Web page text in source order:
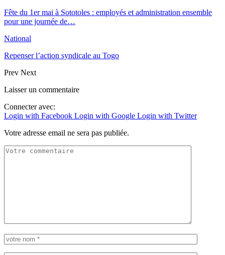
Fête du 1er mai à Sototoles : employés et administration ensemble
pour une journée de…
National
Repenser l’action syndicale au Togo
Prev Next
Laisser un commentaire
Connecter avec:
Login with Facebook Login with Google Login with Twitter
Votre adresse email ne sera pas publiée.